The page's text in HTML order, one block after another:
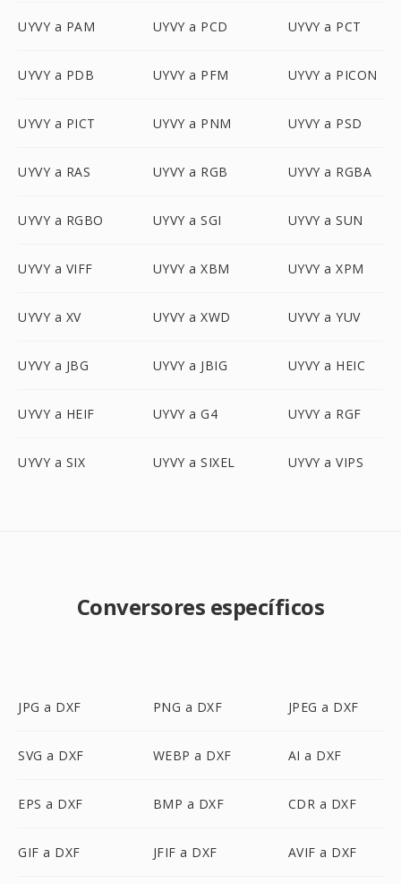
UYVY a PAM UYVY a PCD UYVY a PCT
UYVY a PDB UYVY a PFM UYVY a PICON
UYVY a PICT UYVY a PNM UYVY a PSD
UYVY a RAS UYVY a RGB UYVY a RGBA
UYVY a RGBO UYVY a SGI UYVY a SUN
UYVY a VIFF UYVY a XBM UYVY a XPM
UYVY a XV UYVY a XWD UYVY a YUV
UYVY a JBG UYVY a JBIG UYVY a HEIC
UYVY a HEIF UYVY a G4 UYVY a RGF
UYVY a SIX UYVY a SIXEL UYVY a VIPS
Conversores específicos
JPG a DXF PNG a DXF JPEG a DXF
SVG a DXF WEBP a DXF AI a DXF
EPS a DXF BMP a DXF CDR a DXF
GIF a DXF JFIF a DXF AVIF a DXF